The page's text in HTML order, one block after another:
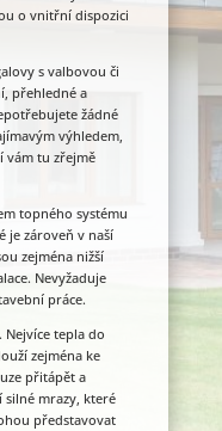
o vnitřní dispozici
s valbovou či
přehledné a
žádné
výhledem,
vám tu zřejmě
topného systému
je zároveň v naší
zejména nižší
Nevyžaduje
práce.
tepla do
zejména ke
přitápět a
mrazy, které
představovat